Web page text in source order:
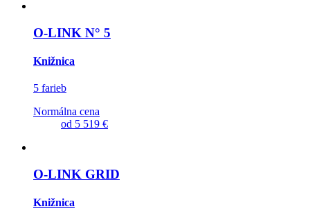
O-LINK N° 5
Knižnica
5 farieb
Normálna cena
od 5 519 €
O-LINK GRID
Knižnica